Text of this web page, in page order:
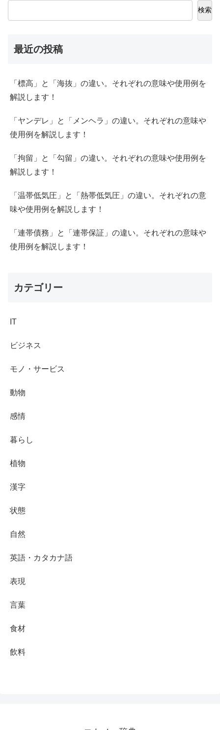
検索
最近の投稿
「標高」と「海抜」の違い。それぞれの意味や使用例を
解説します！
「ヤンデレ」と「メンヘラ」の違い。それぞれの意味や
使用例を解説します！
「拘留」と「勾留」の違い。それぞれの意味や使用例を
解説します！
「温帯低気圧」と「熱帯低気圧」の違い。それぞれの意
味や使用例を解説します！
「連帯債務」と「連帯保証」の違い。それぞれの意味や
使用例を解説します！
カテゴリー
IT
ビジネス
モノ・サービス
動物
感情
暮らし
植物
漢字
状態
自然
英語・カタカナ語
表現
言葉
食材
飲料